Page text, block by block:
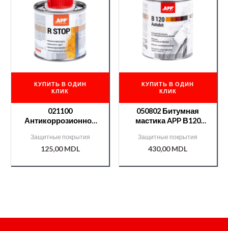
КУПИТЬ В ОДИН
КЛИК
021100
Антикоррозионное
Защитные покрытия
125,00MDL
КУПИТЬ В ОДИН
КЛИК
050802 Битумная
мастика APP В120
Защитные покрытия
430,00MDL